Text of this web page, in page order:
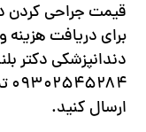
قیمت جراحی کردن
برای دریافت هزینه
ارسال کنید.